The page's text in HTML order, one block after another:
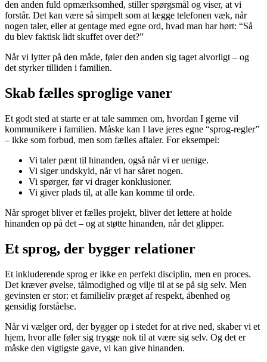
den anden fuld opmærksomhed, stiller spørgsmål og viser, at vi
forstår. Det kan være så simpelt som at lægge telefonen væk, når
nogen taler, eller at gentage med egne ord, hvad man har hørt: “Så
du blev faktisk lidt skuffet over det?”
Når vi lytter på den måde, føler den anden sig taget alvorligt – og
det styrker tilliden i familien.
Skab fælles sproglige vaner
Et godt sted at starte er at tale sammen om, hvordan I gerne vil
kommunikere i familien. Måske kan I lave jeres egne “sprog-regler”
– ikke som forbud, men som fælles aftaler. For eksempel:
Vi taler pænt til hinanden, også når vi er uenige.
Vi siger undskyld, når vi har såret nogen.
Vi spørger, før vi drager konklusioner.
Vi giver plads til, at alle kan komme til orde.
Når sproget bliver et fælles projekt, bliver det lettere at holde
hinanden op på det – og at støtte hinanden, når det glipper.
Et sprog, der bygger relationer
Et inkluderende sprog er ikke en perfekt disciplin, men en proces.
Det kræver øvelse, tålmodighed og vilje til at se på sig selv. Men
gevinsten er stor: et familieliv præget af respekt, åbenhed og
gensidig forståelse.
Når vi vælger ord, der bygger op i stedet for at rive ned, skaber vi et
hjem, hvor alle føler sig trygge nok til at være sig selv. Og det er
måske den vigtigste gave, vi kan give hinanden.